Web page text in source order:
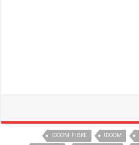
IDOOM
IDOOM FIBRE